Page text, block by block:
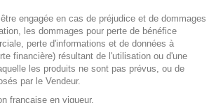
engagée en cas de préjudice et de dommages
les dommages pour perte de bénéfice
perte d'informations et de données à
financière) résultant de l'utilisation ou d'une
les produits ne sont pas prévus, ou de
par le Vendeur.
française en vigueur.